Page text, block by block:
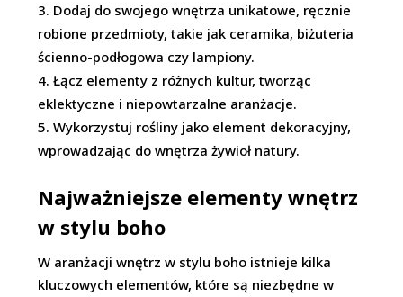
Dodaj do swojego wnętrza unikatowe, ręcznie
robione przedmioty, takie jak ceramika, biżuteria
ścienno-podłogowa czy lampiony.
Łącz elementy z różnych kultur, tworząc
eklektyczne i niepowtarzalne aranżacje.
Wykorzystuj rośliny jako element dekoracyjny,
wprowadzając do wnętrza żywioł natury.
Najważniejsze elementy wnętrz
w stylu boho
W aranżacji wnętrz w stylu boho istnieje kilka
kluczowych elementów, które są niezbędne w